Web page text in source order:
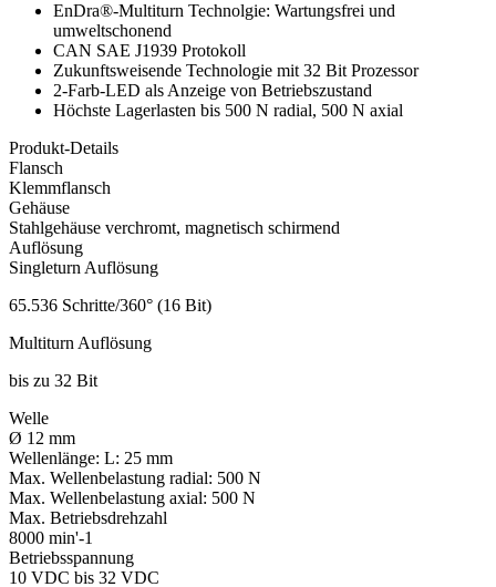
EnDra®-Multiturn Technolgie: Wartungsfrei und
umweltschonend
CAN SAE J1939 Protokoll
Zukunftsweisende Technologie mit 32 Bit Prozessor
2-Farb-LED als Anzeige von Betriebszustand
Höchste Lagerlasten bis 500 N radial, 500 N axial
Produkt-Details
Flansch
Klemmflansch
Gehäuse
Stahlgehäuse verchromt, magnetisch schirmend
Auflösung
Singleturn Auflösung
65.536 Schritte/360° (16 Bit)
Multiturn Auflösung
bis zu 32 Bit
Welle
Ø 12 mm
Wellenlänge: L: 25 mm
Max. Wellenbelastung radial: 500 N
Max. Wellenbelastung axial: 500 N
Max. Betriebsdrehzahl
8000 min'-1
Betriebsspannung
10 VDC bis 32 VDC